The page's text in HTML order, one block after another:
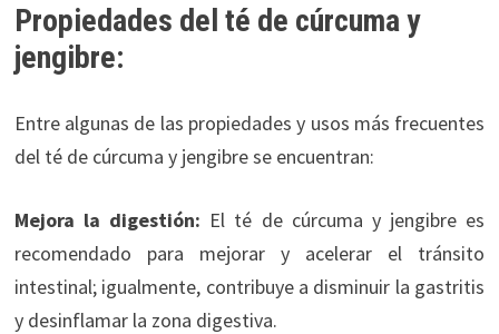
Propiedades del té de cúrcuma y
jengibre:
Entre algunas de las propiedades y usos más frecuentes
del té de cúrcuma y jengibre se encuentran:
Mejora la digestión: El té de cúrcuma y jengibre es
recomendado para mejorar y acelerar el tránsito
intestinal; igualmente, contribuye a disminuir la gastritis
y desinflamar la zona digestiva.